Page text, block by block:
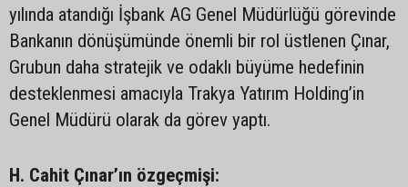
yılında atandığı İşbank AG Genel Müdürlüğü görevinde
Bankanın dönüşümünde önemli bir rol üstlenen Çınar,
Grubun daha stratejik ve odaklı büyüme hedefinin
desteklenmesi amacıyla Trakya Yatırım Holding’in
Genel Müdürü olarak da görev yaptı.
H. Cahit Çınar’ın özgeçmişi: